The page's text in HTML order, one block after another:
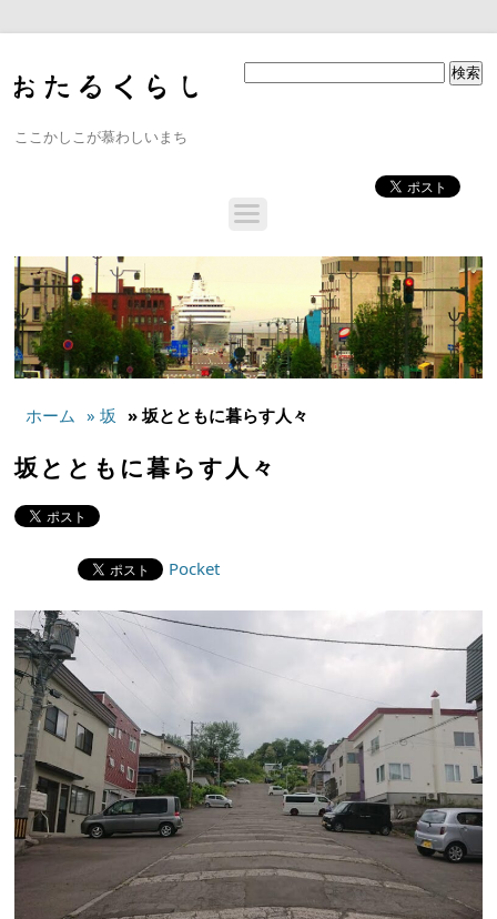
ここかしこが慕わしいまち
ホーム » 坂 » 坂とともに暮らす人々
坂とともに暮らす人々
Pocket